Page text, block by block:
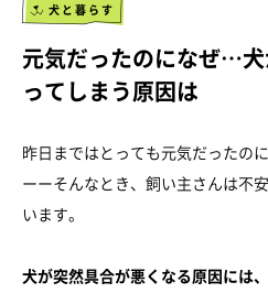
犬と暮らす
元気だったのになぜ…
ってしまう原因は
昨日まではとっても元気だったの
ーーそんなとき、飼い主さんは不
います。
犬が突然具合が悪くなる原因には